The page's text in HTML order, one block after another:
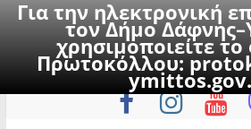
Για την ηλεκτρονική
τον Δήμο
χρησιμοποιείτε
Πρωτοκόλλου:
to
Παρασκευή, 7